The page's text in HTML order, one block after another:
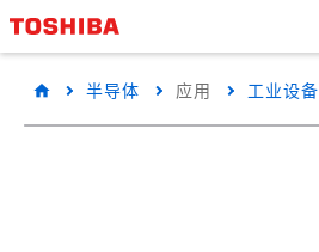
半导体 应用 工业设备